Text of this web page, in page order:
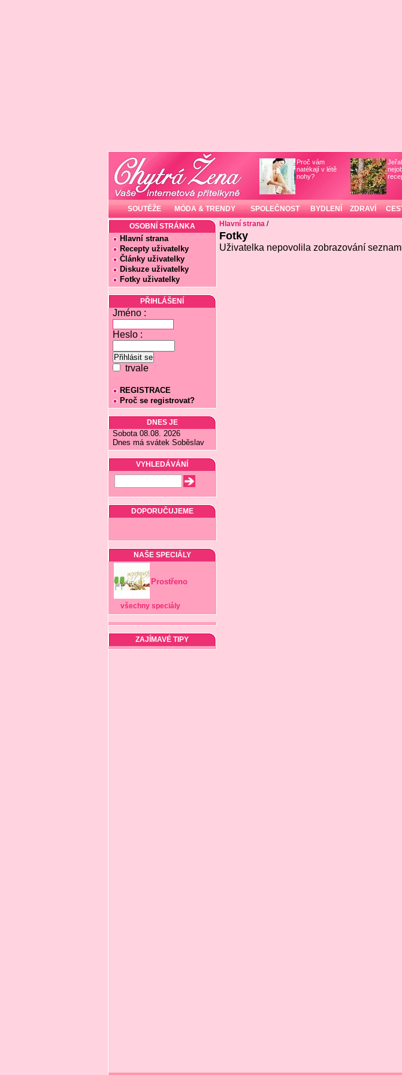
Proč vám
natékají v létě
nohy?
SOUTĚŽE MÓDA & TRENDY SPOLEČNOST BYDLENÍ ZDRAVÍ
OSOBNÍ STRÁNKA
Hlavní strana
Recepty uživatelky
Články uživatelky
Diskuze uživatelky
Fotky uživatelky
PŘIHLÁŠENÍ
Jméno :
Heslo :
trvale
REGISTRACE
Proč se registrovat?
DNES JE
Sobota 08.08. 2026
Dnes má svátek Soběslav
VYHLEDÁVÁNÍ
DOPORUČUJEME
NAŠE SPECIÁLY
Prostřeno
všechny speciály
ZAJÍMAVÉ TIPY
Hlavní strana/
Fotky
Uživatelka nepovolila zobrazování